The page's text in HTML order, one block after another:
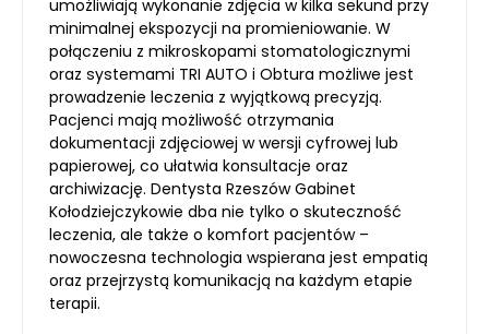
umożliwiają wykonanie zdjęcia w kilka sekund przy
minimalnej ekspozycji na promieniowanie. W
połączeniu z mikroskopami stomatologicznymi
oraz systemami TRI AUTO i Obtura możliwe jest
prowadzenie leczenia z wyjątkową precyzją.
Pacjenci mają możliwość otrzymania
dokumentacji zdjęciowej w wersji cyfrowej lub
papierowej, co ułatwia konsultacje oraz
archiwizację. Dentysta Rzeszów Gabinet
Kołodziejczykowie dba nie tylko o skuteczność
leczenia, ale także o komfort pacjentów –
nowoczesna technologia wspierana jest empatią
oraz przejrzystą komunikacją na każdym etapie
terapii.